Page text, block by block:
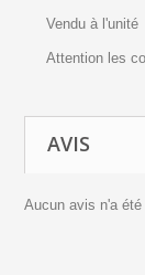
Vendu à l'unité
Attention les
AVIS
Aucun avis n'a